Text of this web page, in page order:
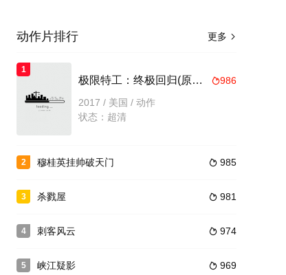
更多 
动作片排行
1
986
极限特工：终极回归(原声版)
2017 / 美国 / 动作
状态：超清
2  985
穆桂英挂帅破天门
3  981
杀戮屋
4  974
刺客风云
5  969
峡江疑影